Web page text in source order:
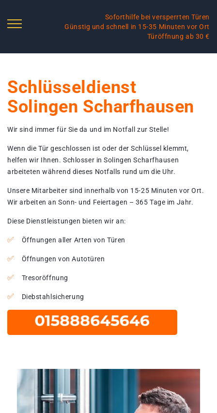
Soforthilfe bei versperrten Türen
Günstig und schnell in 15-35 Minuten vor Ort
Türöffnung ab 30 €
Schlüsseldienst
Solingen Scharfhausen
Wir sind immer für Sie da und im Notfall zur Stelle!
Wenn die Tür geschlossen ist oder der Schlüssel klemmt,
helfen wir Ihnen. Schlosser in Solingen Scharfhausen
arbeiteten während dieses Notfalls rund um die Uhr.
Unsere Mitarbeiter sind innerhalb von 15-25 Minuten vor Ort.
Wir arbeiten an Sonn- und Feiertagen – 365 Tage im Jahr.
Diese Dienstleistungen bieten wir an:
Öffnungen aller Arten von Türen
Öffnungen von Autotüren
Tresoröffnung
Diebstahlsicherung